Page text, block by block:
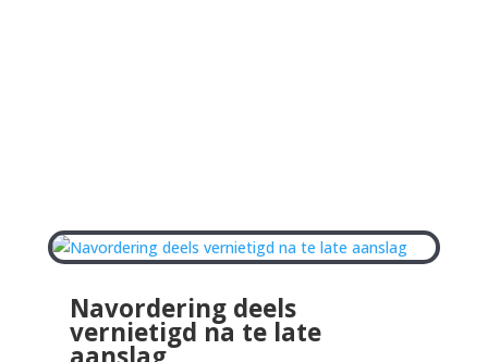
Navordering deels
vernietigd na te late